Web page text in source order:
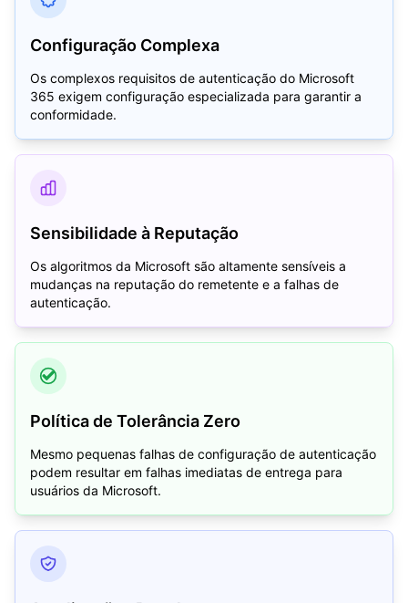
Configuração Complexa
Os complexos requisitos de autenticação do Microsoft
365 exigem configuração especializada para garantir a
conformidade.
Sensibilidade à Reputação
Os algoritmos da Microsoft são altamente sensíveis a
mudanças na reputação do remetente e a falhas de
autenticação.
Política de Tolerância Zero
Mesmo pequenas falhas de configuração de autenticação
podem resultar em falhas imediatas de entrega para
usuários da Microsoft.